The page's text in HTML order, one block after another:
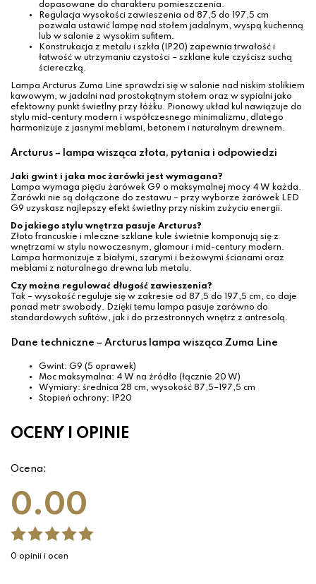
dopasowane do charakteru pomieszczenia.
Regulacja wysokości zawieszenia od 87,5 do 197,5 cm
pozwala ustawić lampę nad stołem jadalnym, wyspą kuchenną
lub w salonie z wysokim sufitem.
Konstrukacja z metalu i szkła (IP20) zapewnia trwałość i
łatwość w utrzymaniu czystości – szklane kule czyścisz suchą
ściereczką.
Lampa Arcturus Zuma Line sprawdzi się w salonie nad niskim stolikiem
kawowym, w jadalni nad prostokątnym stołem oraz w sypialni jako
efektowny punkt świetlny przy łóżku. Pionowy układ kul nawiązuje do
stylu mid-century modern i współczesnego minimalizmu, dlatego
harmonizuje z jasnymi meblami, betonem i naturalnym drewnem.
Arcturus – lampa wisząca złota, pytania i odpowiedzi
Jaki gwint i jaka moc żarówki jest wymagana?
Lampa wymaga pięciu żarówek G9 o maksymalnej mocy 4 W każda.
Żarówki nie są dołączone do zestawu – przy wyborze żarówek LED
G9 uzyskasz najlepszy efekt świetlny przy niskim zużyciu energii.
Do jakiego stylu wnętrza pasuje Arcturus?
Złoto francuskie i mleczne szklane kule świetnie komponują się z
wnętrzami w stylu nowoczesnym, glamour i mid-century modern.
Lampa harmonizuje z białymi, szarymi i beżowymi ścianami oraz
meblami z naturalnego drewna lub metalu.
Czy można regulować długość zawieszenia?
Tak – wysokość reguluje się w zakresie od 87,5 do 197,5 cm, co daje
ponad metr swobody. Dzięki temu lampa pasuje zarówno do
standardowych sufitów, jak i do przestronnych wnętrz z antresolą.
Dane techniczne – Arcturus lampa wisząca Zuma Line
Gwint: G9 (5 oprawek)
Moc maksymalna: 4 W na źródło (łącznie 20 W)
Wymiary: średnica 28 cm, wysokość 87,5–197,5 cm
Stopień ochrony: IP20
OCENY I OPINIE
Ocena:
0.00
0 opinii i ocen